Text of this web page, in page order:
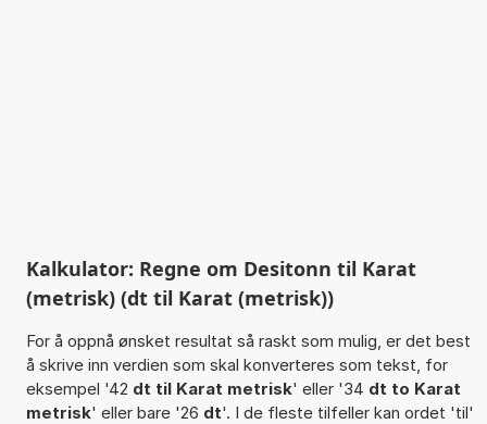
Kalkulator: Regne om Desitonn til Karat
(metrisk) (dt til Karat (metrisk))
For å oppnå ønsket resultat så raskt som mulig, er det best
å skrive inn verdien som skal konverteres som tekst, for
eksempel '42 dt til Karat metrisk' eller '34 dt to Karat
metrisk' eller bare '26 dt'. I de fleste tilfeller kan ordet 'til'